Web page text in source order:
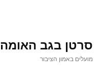
סרטן בגב האומה
מועלים באמון הציבור